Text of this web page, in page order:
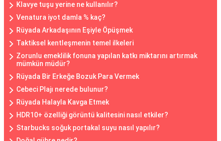
Klavye tuşu yerine ne kullanılır?
Venatura iyot damla % kaç?
Rüyada Arkadaşının Eşiyle Öpüşmek
Taktiksel kentleşmenin temel ilkeleri
Zorunlu emeklilik fonuna yapılan katkı miktarını artırmak
mümkün müdür?
Rüyada Bir Erkeğe Bozuk Para Vermek
Cebeci Plajı nerede bulunur?
Rüyada Halayla Kavga Etmek
HDR10+ özelliği görüntü kalitesini nasıl etkiler?
Starbucks soğuk portakal suyu nasıl yapılır?